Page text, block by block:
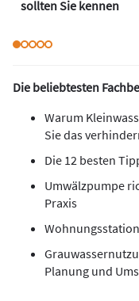
sollten Sie kennen
Die beliebtesten
Warum
Sie das
Die 12 besten
Umwälzpumpe
Praxis
Planung und